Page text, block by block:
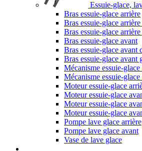
Essuie-glace,
Bras essuie-glace arrière
Bras essuie-glace
Bras essuie-glace
Bras essuie-glace avant
Bras essuie-glace avant
Bras essuie-glace avant
Mécanisme essuie-glace
Mécanisme essuie-glace
Moteur essuie-glace
Moteur essuie-glace
Moteur essuie-glace
Moteur essuie-glace
Pompe lave glace arrière
Pompe lave glace avant
Vase de lave glace